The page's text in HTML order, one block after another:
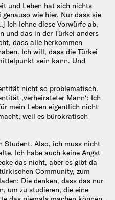
und Leben hat sich nichts
wie hier. Nur dass sie
Ich lehne diese Vorwürfe ab,
und das in der Türkei anders
dass alle herkommen
Ich will, dass die Türkei
sein kann. Und
nicht so problematisch.
‚verheirateter Mann‘: Ich
mein Leben eigentlich nicht
weil es bürokratisch
Student. Also, ich muss nicht
Ich habe auch keine Angst
das nicht, aber es gibt da
Community, zum
Die denken, dass das nur
um zu studieren, die eine